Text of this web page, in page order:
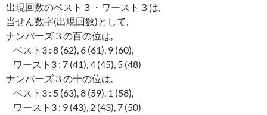
出現回数のベスト３・ワースト３は,
当せん数字(出現回数)として,
ナンバーズ３の百の位は,
ベスト3 : 8 (62), 6 (61), 9 (60),
ワースト3 : 7 (41), 4 (45), 5 (48)
ナンバーズ３の十の位は,
ベスト3 : 5 (63), 8 (59), 1 (58),
ワースト3 : 9 (43), 2 (43), 7 (50)